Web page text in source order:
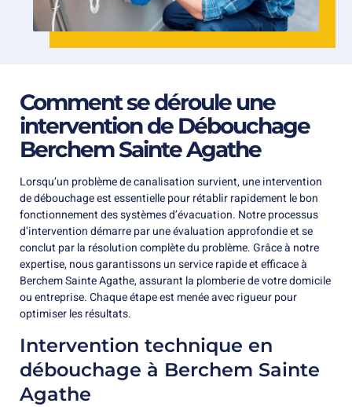
Comment se déroule une
intervention de Débouchage
Berchem Sainte Agathe
Lorsqu’un problème de canalisation survient, une intervention
de débouchage est essentielle pour rétablir rapidement le bon
fonctionnement des systèmes d’évacuation. Notre processus
d’intervention démarre par une évaluation approfondie et se
conclut par la résolution complète du problème. Grâce à notre
expertise, nous garantissons un service rapide et efficace à
Berchem Sainte Agathe, assurant la plomberie de votre domicile
ou entreprise. Chaque étape est menée avec rigueur pour
optimiser les résultats.
Intervention technique en
débouchage à Berchem Sainte
Agathe